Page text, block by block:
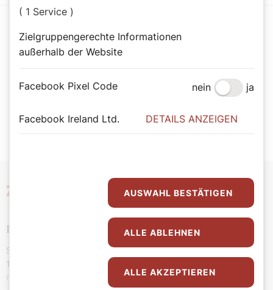
Der SONNTAG Newsletter
Zeit für meinen Glauben
Der SONNTAG
Stephansplatz 4/VI/DG
1010 Wien
redaktion@dersonntag.at
( 1 Service )
Zielgruppengerechte Informationen
außerhalb der Website
Facebook Pixel Code nein ja
Facebook Ireland Ltd. DETAILS ANZEIGEN
AUSWAHL BESTÄTIGEN
ALLE ABLEHNEN
ALLE AKZEPTIEREN